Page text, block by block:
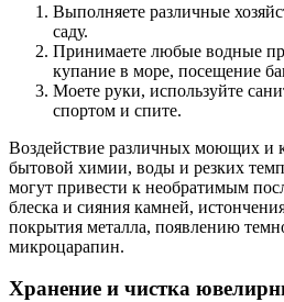
Выполняете различные
саду.
Принимаете любые водные
купание в море, посещение
Моете руки, используйте
спортом и спите.
Воздействие различных моющих и
бытовой химии, воды и резких
могут привести к необратимым
блеска и сияния камней,
покрытия металла, появлению
микроцарапин.
Хранение и чистка